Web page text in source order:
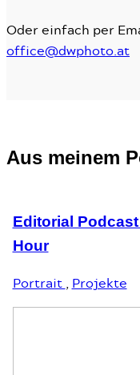
Oder einfach per
office@dwphoto.at
Aus meinem
Editorial
Hour
Portrait Projekte